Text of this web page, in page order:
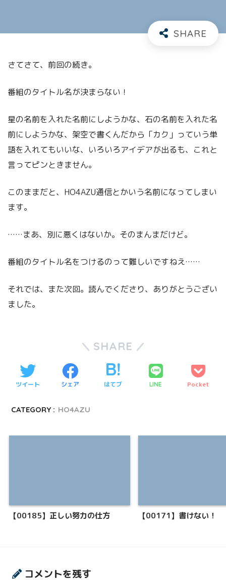
さてさて、前回の続き。
番組のタイトル名が決まらない！
星の名前を入れた名前にしようかな、石の名前を入れた名
前にしようかな、架空で書くんだから「カク」っていう単
語を入れてもいいな、いろいろアイデアが出るも、これと
言ってピンときません。
このままだと、HO4AZU通信とかいう名前になってしまい
ます。
……まあ、別に悪くはないか。そのまんまだけど。
番組のタイトル名をつけるのって難しいですねえ……
それでは、また次回。読んでくださり、ありがとうござい
ました。
SHARE
ツイート シェア はてブ LINE Pocket
CATEGORY : HO4AZU
【00185】正しい努力の仕方 【00171】書けない！
コメントを残す